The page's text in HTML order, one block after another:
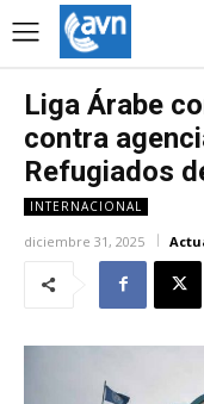
Liga Árabe
contra
Refugiados
INTERNACIONAL
diciembre 31, 2025